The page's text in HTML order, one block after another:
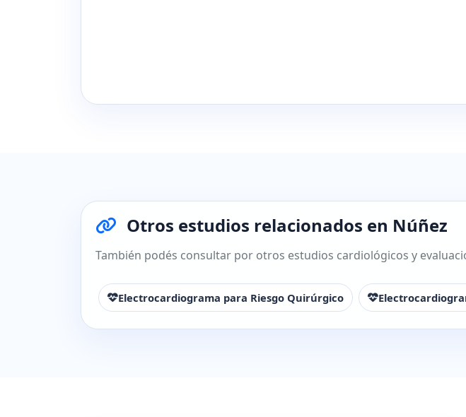
Otros estudios relacionados en Núñez
También podés consultar por otros estudios cardiológicos y
Electrocardiograma para Riesgo Quirúrgico